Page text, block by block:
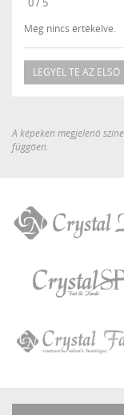
Még nincs értékelve.
LEGYÉL TE AZ ELSŐ
A képeken megjelenő
függően.
SPA